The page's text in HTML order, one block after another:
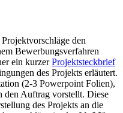
den
Bewerbungsverfahren
ein kurzerProjektsteckbrief
des Projekts erläutert.
(2-3 Powerpoint Folien),
den Auftrag vorstellt. Diese
des Projekts an die